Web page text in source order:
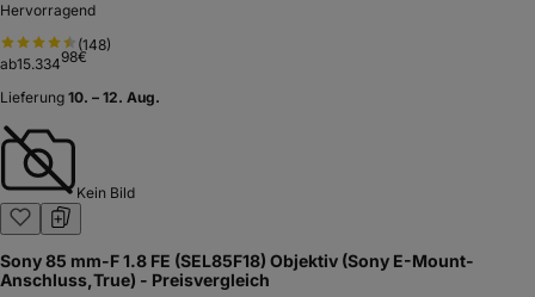
Hervorragend
(148)
ab15.33498€
Lieferung 10. – 12. Aug.
Kein Bild
Sony 85 mm-F 1.8 FE (SEL85F18) Objektiv (Sony E-Mount-
Anschluss,True) - Preisvergleich